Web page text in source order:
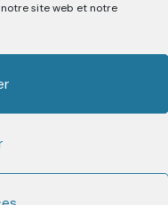
site web et notre
MOINS
Mail